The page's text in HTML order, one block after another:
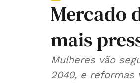
Mercado
mais
Mulheres vão
2040, e reformas